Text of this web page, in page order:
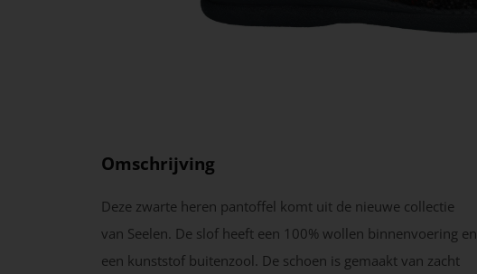
Omschrijving
Deze zwarte heren pantoffel komt uit de nieuwe collectie
van Seelen. De slof heeft een 100% wollen binnenvoering en
een kunststof buitenzool. De schoen is gemaakt van zacht